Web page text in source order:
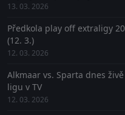
13. 03. 2026
Předkola play off extraligy
(12. 3.)
12. 03. 2026
Alkmaar vs. Sparta dnes
ligu v TV
12. 03. 2026